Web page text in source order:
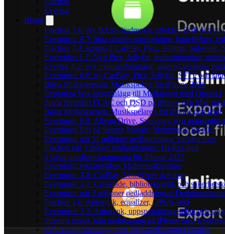
Evertag
Blogg
Flacbox 7.6: Ny BASS-ljudmotor, effekter, DSP och en
Evermusic 8.7: äkta sömlös uppspelning, ljudeffekter,
Flacbox 7.4: omgjord CarPlay, Plex, Jellyfin, Subsonic,
Evervideo 1.7: Nytt Plex, Jellyfin, molnströmning,
Evertag 4.2: nya molnanslutningar, taggredigerarens
Evermusic 8.6: ny CarPlay, Plex, Jellyfin, SFTP och
Bästa Molnbaserade Musikspelare för iPhone 2026
Exportera Wix-blogginlägg till Markdown med OpenAI
Spela förlustfri FLAC och DSD på iPhone och Mac
Bästa Molnbaserade Musikspelaren för iPhone och iPad
Evermusic 6.8: Aliyun Drive, Synology, nya
Evermusic Pro på Setapp Mobile: Molnmusik för iOS
Evermusic når 11 miljoner nedladdningar världen över
Flacbox når 1 miljon nedladdningar: Hi-Res-ljud
5 bästa musikspelarapparna för iPhone 2025
Evermusic reklamvideo: Molnmusikspelare
Evermusic 3.6: CarPlay, VoiceOver och mer
Evermusic 3.1: Crossfade, bibliotekssynk och
Evermusic når 3 miljoner nedladdningar:
Flacbox 1.6: Autosynk, equalizer, OPUS-stöd
Evermusic 2.3: Autosynk, uppspelningsposition och
Streama musik från molnlagring på iPhone med
iOS Audio Streaming med AVAssetResourceLoader